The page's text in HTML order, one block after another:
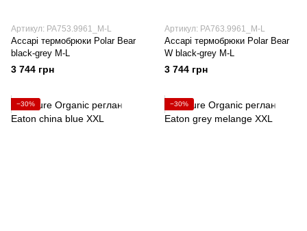
Артикул: PA753.9961_M-L
Accapi термобрюки Polar Bear
black-grey M-L
3 744 грн
Артикул: PA763.9961_M-L
Accapi термобрюки Polar Bear
W black-grey M-L
3 744 грн
−30% −30%